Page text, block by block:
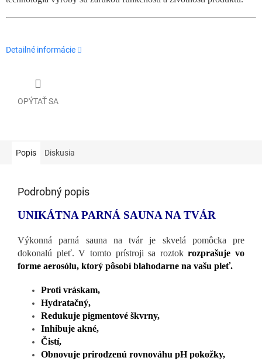
Detailné informácie
OPÝTAŤ SA
Popis Diskusia
Podrobný popis
UNIKÁTNA PARNÁ SAUNA NA TVÁR
Výkonná parná sauna na tvár je skvelá pomôcka pre
dokonalú pleť. V tomto prístroji sa roztokrozprašuje vo
forme aerosólu, ktorý pôsobí blahodarne na vašu pleť.
Proti vráskam,
Hydratačný,
Redukuje pigmentové škvrny,
Inhibuje akné,
Čistí,
Obnovuje prirodzenú rovnováhu pH pokožky,